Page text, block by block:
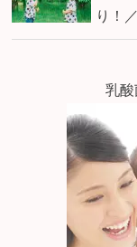
り！
乳